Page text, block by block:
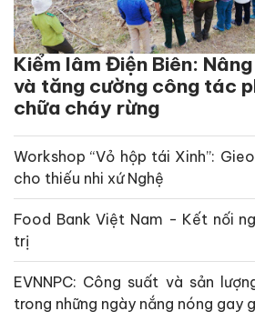
Kiểm lâm Điện Biên:
và tăng cường công tác
chữa cháy rừng
Workshop “Vỏ hộp tái Xinh”:
cho thiếu nhi xứ Nghệ
Food Bank Việt Nam - Kết nối
trị
EVNNPC: Công suất và sản
trong những ngày nắng nóng gay